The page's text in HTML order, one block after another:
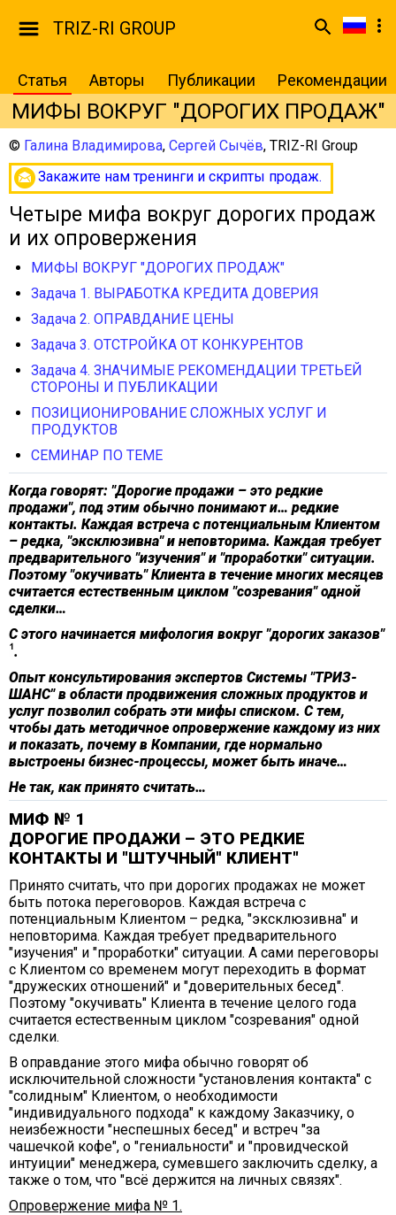
TRIZ-RI GROUP
Статья Авторы Публикации Рекомендации
МИФЫ ВОКРУГ "ДОРОГИХ ПРОДАЖ"
© Галина Владимирова, Сергей Сычёв, TRIZ-RI Group
Закажите нам тренинги и скрипты продаж.
Четыре мифа вокруг дорогих продаж
и их опровержения
МИФЫ ВОКРУГ "ДОРОГИХ ПРОДАЖ"
Задача 1. ВЫРАБОТКА КРЕДИТА ДОВЕРИЯ
Задача 2. ОПРАВДАНИЕ ЦЕНЫ
Задача 3. ОТСТРОЙКА ОТ КОНКУРЕНТОВ
Задача 4. ЗНАЧИМЫЕ РЕКОМЕНДАЦИИ ТРЕТЬЕЙ
СТОРОНЫ И ПУБЛИКАЦИИ
ПОЗИЦИОНИРОВАНИЕ СЛОЖНЫХ УСЛУГ И
ПРОДУКТОВ
СЕМИНАР ПО ТЕМЕ
Когда говорят: "Дорогие продажи – это редкие
продажи", под этим обычно понимают и… редкие
контакты. Каждая встреча с потенциальным Клиентом
– редка, "эксклюзивна" и неповторима. Каждая требует
предварительного "изучения" и "проработки" ситуации.
Поэтому "окучивать" Клиента в течение многих месяцев
считается естественным циклом "созревания" одной
сделки…
С этого начинается мифология вокруг "дорогих заказов"
.
Опыт консультирования экспертов Системы "ТРИЗ-
ШАНС" в области продвижения сложных продуктов и
услуг позволил собрать эти мифы списком. С тем,
чтобы дать методичное опровержение каждому из них
и показать, почему в Компании, где нормально
выстроены бизнес-процессы, может быть иначе…
Не так, как принято считать…
МИФ № 1
ДОРОГИЕ ПРОДАЖИ – ЭТО РЕДКИЕ
КОНТАКТЫ И "ШТУЧНЫЙ" КЛИЕНТ"
Принято считать, что при дорогих продажах не может
быть потока переговоров. Каждая встреча с
потенциальным Клиентом – редка, "эксклюзивна" и
неповторима. Каждая требует предварительного
"изучения" и "проработки" ситуации. А сами переговоры
с Клиентом со временем могут переходить в формат
"дружеских отношений" и "доверительных бесед".
Поэтому "окучивать" Клиента в течение целого года
считается естественным циклом "созревания" одной
сделки.
В оправдание этого мифа обычно говорят об
исключительной сложности "установления контакта" с
"солидным" Клиентом, о необходимости
"индивидуального подхода" к каждому Заказчику, о
неизбежности "неспешных бесед" и встреч "за
чашечкой кофе", о "гениальности" и "провидческой
интуиции" менеджера, сумевшего заключить сделку, а
также о том, что "всё держится на личных связях".
Опровержение мифа № 1.